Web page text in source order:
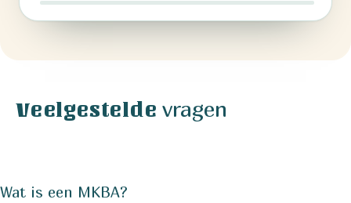
Veelgestelde vragen
Wat is een MKBA?